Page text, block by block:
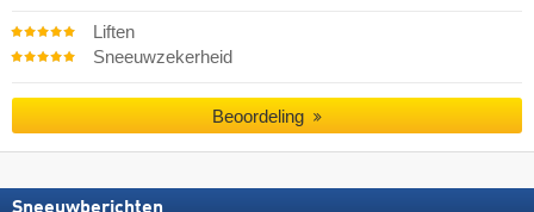
Liften
Sneeuwzekerheid
Beoordeling